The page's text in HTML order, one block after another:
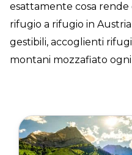
esattamente cosa
rifugio a rifugio in
gestibili, accoglienti
montani mozzafiato